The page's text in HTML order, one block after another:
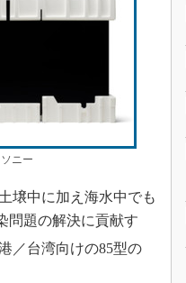
パン
・開発
ィ
ニー
壌中に加え海水中でも
問題の解決に貢献す
／台湾向けの85型の